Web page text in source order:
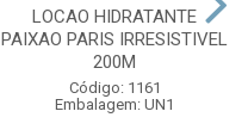
LOCAO HIDRATANTE
PAIXAO PARIS IRRESISTIVEL
200M
Código: 1161
Embalagem: UN1